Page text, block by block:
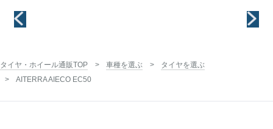
タイヤ・ホイール通販TOP 車種を選ぶ
タイヤを選ぶ
AITERRA AIECO EC50